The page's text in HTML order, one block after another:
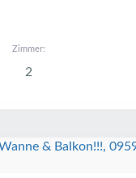
Zimmer:
2